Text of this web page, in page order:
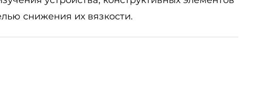
снижения их вязкости.